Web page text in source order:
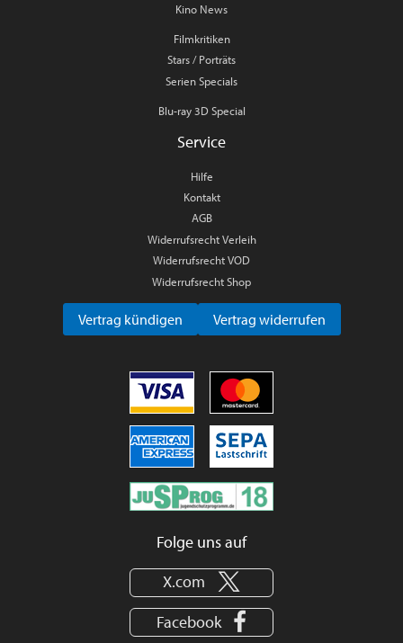
Kino News
Filmkritiken
Stars / Porträts
Serien Specials
Blu-ray 3D Special
Service
Hilfe
Kontakt
AGB
Widerrufsrecht Verleih
Widerrufsrecht VOD
Widerrufsrecht Shop
Vertrag kündigen Vertrag widerrufen
Folge uns auf
X.com
Facebook